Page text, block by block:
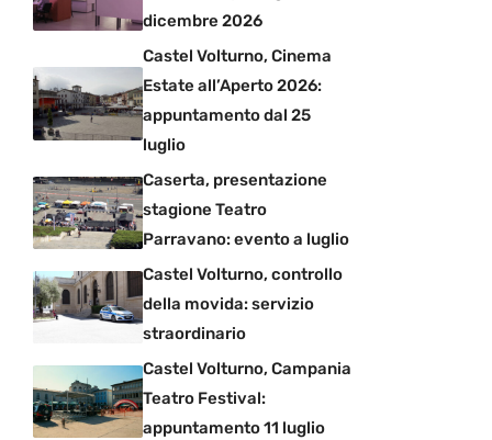
dicembre 2026
Castel Volturno, Cinema
Estate all’Aperto 2026:
appuntamento dal 25
luglio
Caserta, presentazione
stagione Teatro
Parravano: evento a luglio
Castel Volturno, controllo
della movida: servizio
straordinario
Castel Volturno, Campania
Teatro Festival:
appuntamento 11 luglio